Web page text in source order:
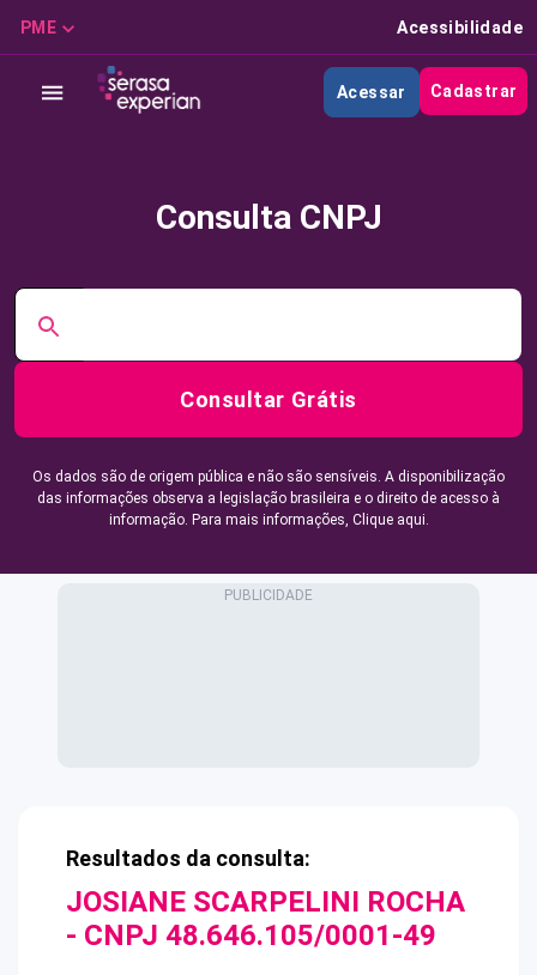
PME Acessibilidade
Acessar Cadastrar
Consulta CNPJ
Consultar Grátis
Os dados são de origem pública e não são sensíveis. A disponibilização
das informações observa a legislação brasileira e o direito de acesso à
informação. Para mais informações, Clique aqui.
Resultados da consulta:
JOSIANE SCARPELINI ROCHA
- CNPJ 48.646.105/0001-49